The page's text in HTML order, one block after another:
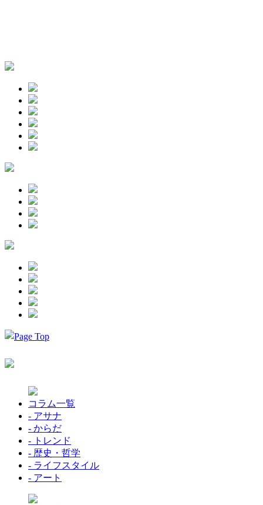
コラム一覧
- アサナ
- からだ
- トレンド
- 歴史・哲学
- ライフスタイル
- アート